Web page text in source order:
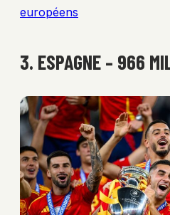
européens
3. ESPAGNE – 966